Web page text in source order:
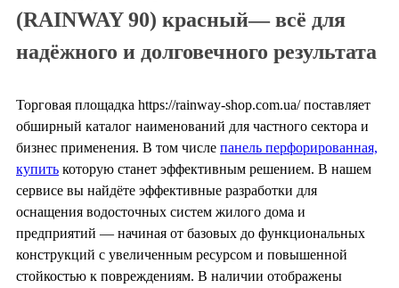
(RAINWAY 90) красный— всё для
надёжного и долговечного результата
Торговая площадка https://rainway-shop.com.ua/ поставляет
обширный каталог наименований для частного сектора и
бизнес применения. В том числе панель перфорированная,
купить которую станет эффективным решением. В нашем
сервисе вы найдёте эффективные разработки для
оснащения водосточных систем жилого дома и
предприятий — начиная от базовых до функциональных
конструкций с увеличенным ресурсом и повышенной
стойкостью к повреждениям. В наличии отображены